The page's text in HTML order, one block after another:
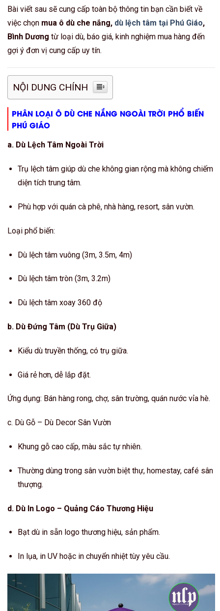
Bài viết sau sẽ cung cấp toàn bộ thông tin bạn cần biết về
việc chọn mua ô dù che nắng, dù lệch tâm tại Phú Giáo,
Bình Dương từ loại dù, báo giá, kinh nghiệm mua hàng đến
gợi ý đơn vị cung cấp uy tín.
NỘI DUNG CHÍNH
PHÂN LOẠI Ô DÙ CHE NẮNG NGOÀI TRỜI PHỔ BIẾN
PHÚ GIÁO
a. Dù Lệch Tâm Ngoài Trời
Trụ lệch tâm giúp dù che không gian rộng mà không chiếm
diện tích trung tâm.
Phù hợp với quán cà phê, nhà hàng, resort, sân vườn.
Loại phổ biến:
Dù lệch tâm vuông (3m, 3.5m, 4m)
Dù lệch tâm tròn (3m, 3.2m)
Dù lệch tâm xoay 360 độ
b. Dù Đứng Tâm (Dù Trụ Giữa)
Kiểu dù truyền thống, có trụ giữa.
Giá rẻ hơn, dễ lắp đặt.
Ứng dụng: Bán hàng rong, chợ, sân trường, quán nước vỉa hè.
c. Dù Gỗ – Dù Decor Sân Vườn
Khung gỗ cao cấp, màu sắc tự nhiên.
Thường dùng trong sân vườn biệt thự, homestay, café sân
thượng.
d. Dù In Logo – Quảng Cáo Thương Hiệu
Bạt dù in sẵn logo thương hiệu, sản phẩm.
In lụa, in UV hoặc in chuyển nhiệt tùy yêu cầu.